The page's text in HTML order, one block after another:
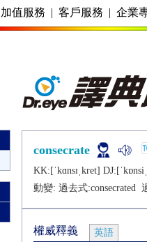
加值服務 | 客戶服務 | 企業
consecrate
KK:[ˈkɑnsɪˌkrеt]
動變: 過去式:consecrated
權威釋義 英語